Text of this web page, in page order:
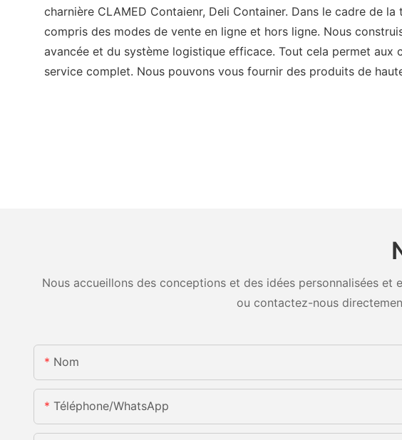
charnière CLAMED Contaienr, Deli Container. Dans le cadre de
compris des modes de vente en ligne et hors ligne. Nous
avancée et du système logistique efficace. Tout cela permet
service complet. Nous pouvons vous fournir des produits de
Nous accueillons des conceptions et des idées personnalisées
ou contactez-nous
Nom
Téléphone/WhatsApp